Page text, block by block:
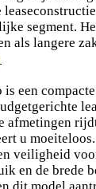
segment.
als langere
is een
afmetingen
u
veiligheid
en de brede